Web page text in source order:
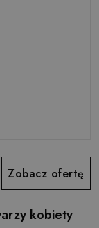
Zobacz ofertę
kobiety